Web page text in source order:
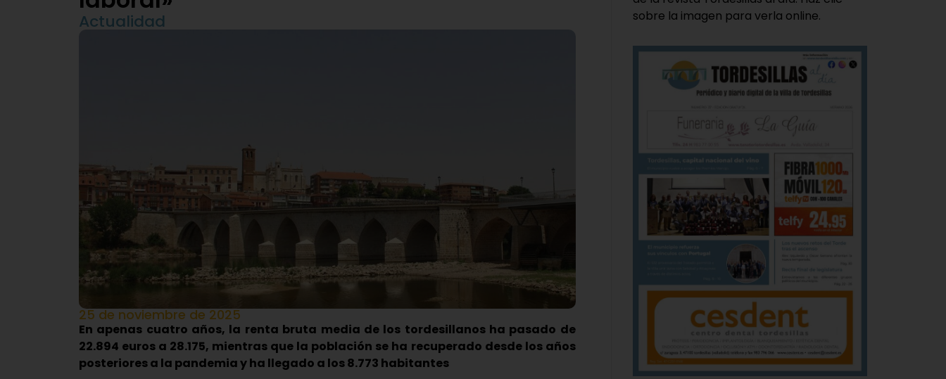
Actualidad
25 de noviembre de 2025
En apenas cuatro años, la renta bruta media de los tordesillanos ha pasado de
22.894 euros a 28.175, mientras que la población se ha recuperado desde los años
posteriores a la pandemia y ha llegado a los 8.773 habitantes
sobre la imagen para verla online.